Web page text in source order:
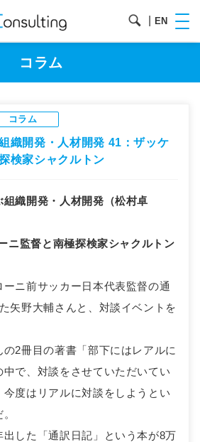
EN
コラム
コラム
織開発・人材開発 41：ザッケ
検家シャクルトン
組織開発・人材開発（松村卓
ニ監督と南極探検家シャクルトン
ニ前サッカー日本代表監督の通
矢野大輔さんと、対談イベントを
2冊目の著書「部下にはレアルに
で、対談をさせていただいてい
今度はリアルに対談をしようとい
出した「通訳日記」という本が8万